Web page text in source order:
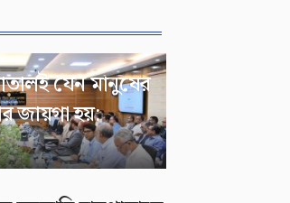
যেন মানুষের
জায়গা হয়: